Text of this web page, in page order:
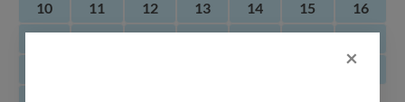
10
11 12 13 14 15
16
17
18 19 20 21 22
23
30
×